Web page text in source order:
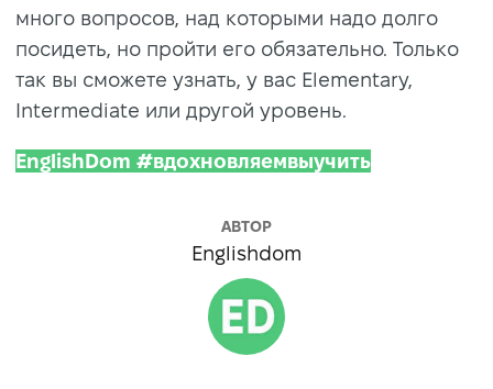
много вопросов, над которыми надо долго
посидеть, но пройти его обязательно. Только
так вы сможете узнать, у вас Elementary,
Intermediate или другой уровень.
EnglishDom #вдохновляемвыучить
АВТОР
Englishdom